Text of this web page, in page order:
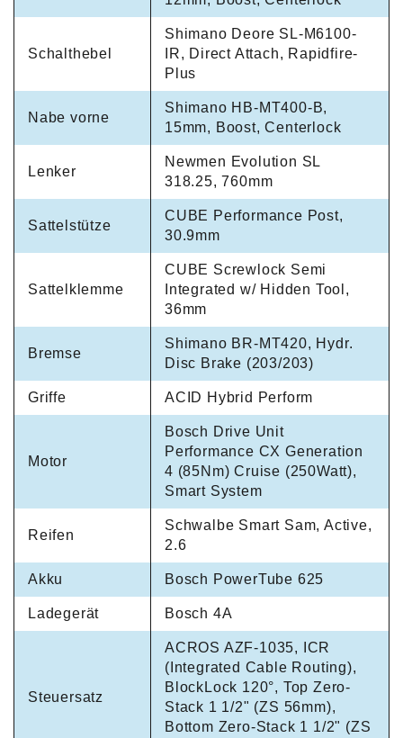
Schalthebel
Shimano Deore SL-M6100-
IR, Direct Attach, Rapidfire-
Plus
Nabe vorne
Shimano HB-MT400-B,
15mm, Boost, Centerlock
Lenker
Newmen Evolution SL
318.25, 760mm
Sattelstütze
CUBE Performance Post,
30.9mm
Sattelklemme
CUBE Screwlock Semi
Integrated w/ Hidden Tool,
36mm
Bremse
Shimano BR-MT420, Hydr.
Disc Brake (203/203)
Griffe ACID Hybrid Perform
Motor
Bosch Drive Unit
Performance CX Generation
4 (85Nm) Cruise (250Watt),
Smart System
Reifen
Schwalbe Smart Sam, Active,
2.6
Akku Bosch PowerTube 625
Ladegerät Bosch 4A
Steuersatz
ACROS AZF-1035, ICR
(Integrated Cable Routing),
BlockLock 120°, Top Zero-
Stack 1 1/2" (ZS 56mm),
Bottom Zero-Stack 1 1/2" (ZS